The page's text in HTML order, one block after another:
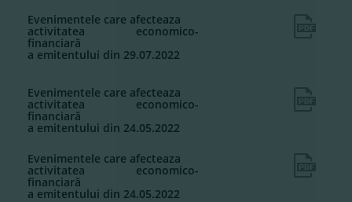
Evenimentele care afecteaza
activitatea economico-
financiară
a emitentului din 29.07.2022
Evenimentele care afecteaza
activitatea economico-
financiară
a emitentului din 24.05.2022
Evenimentele care afecteaza
activitatea economico-
financiară
a emitentului din 24.05.2022